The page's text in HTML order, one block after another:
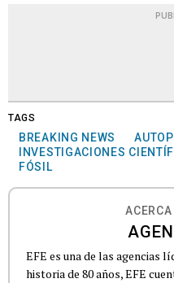
TAGS
BREAKING NEWS
INVESTIGACIONES
FÓSIL
EFE es una de las agencias
historia de 80 años, EFE